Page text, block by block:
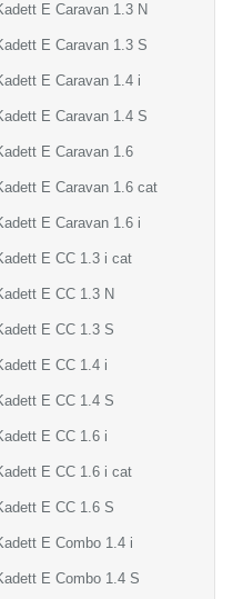
E Caravan 1.3 N
E Caravan 1.3 S
E Caravan 1.4 i
E Caravan 1.4 S
E Caravan 1.6
E Caravan 1.6 cat
E Caravan 1.6 i
E CC 1.3 i cat
E CC 1.3 N
E CC 1.3 S
E CC 1.4 i
E CC 1.4 S
E CC 1.6 i
E CC 1.6 i cat
E CC 1.6 S
E Combo 1.4 i
E Combo 1.4 S